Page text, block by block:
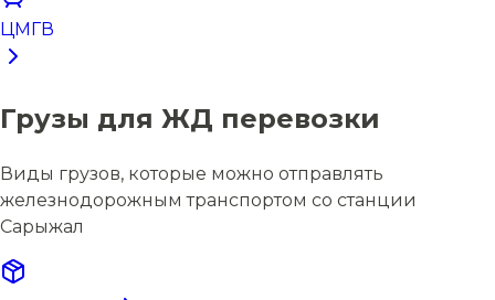
ЦМГВ
Грузы для ЖД перевозки
Виды грузов, которые можно отправлять
железнодорожным транспортом со станции
Сарыжал